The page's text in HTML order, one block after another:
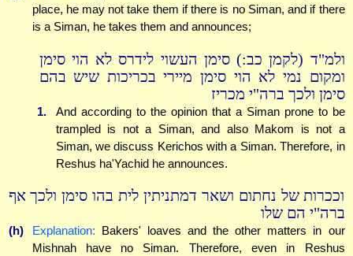
place, he may not take them if there is no Siman, and if there
is a Siman, he takes them and announces;
ולמ"ד (לקמן כב:) סימן העשוי לידרס לא הוי סימן
ומקום נמי לא הוי סימן מיירי בכריכות שיש בהם
סימן ולכך ברה"י מכריז
1.
And according to the opinion that a Siman prone to be
trampled is not a Siman, and also Makom is not a
Siman, we discuss Kerichos with a Siman. Therefore, in
Reshus ha'Yachid he announces.
וככרות של נחתום ושאר דמתניתין לית בהו סימן ולכך אף
ברה"י הם שלו
(h) Explanation: Bakers' loaves and the other matters in our
Mishnah have no Siman. Therefore, even in Reshus